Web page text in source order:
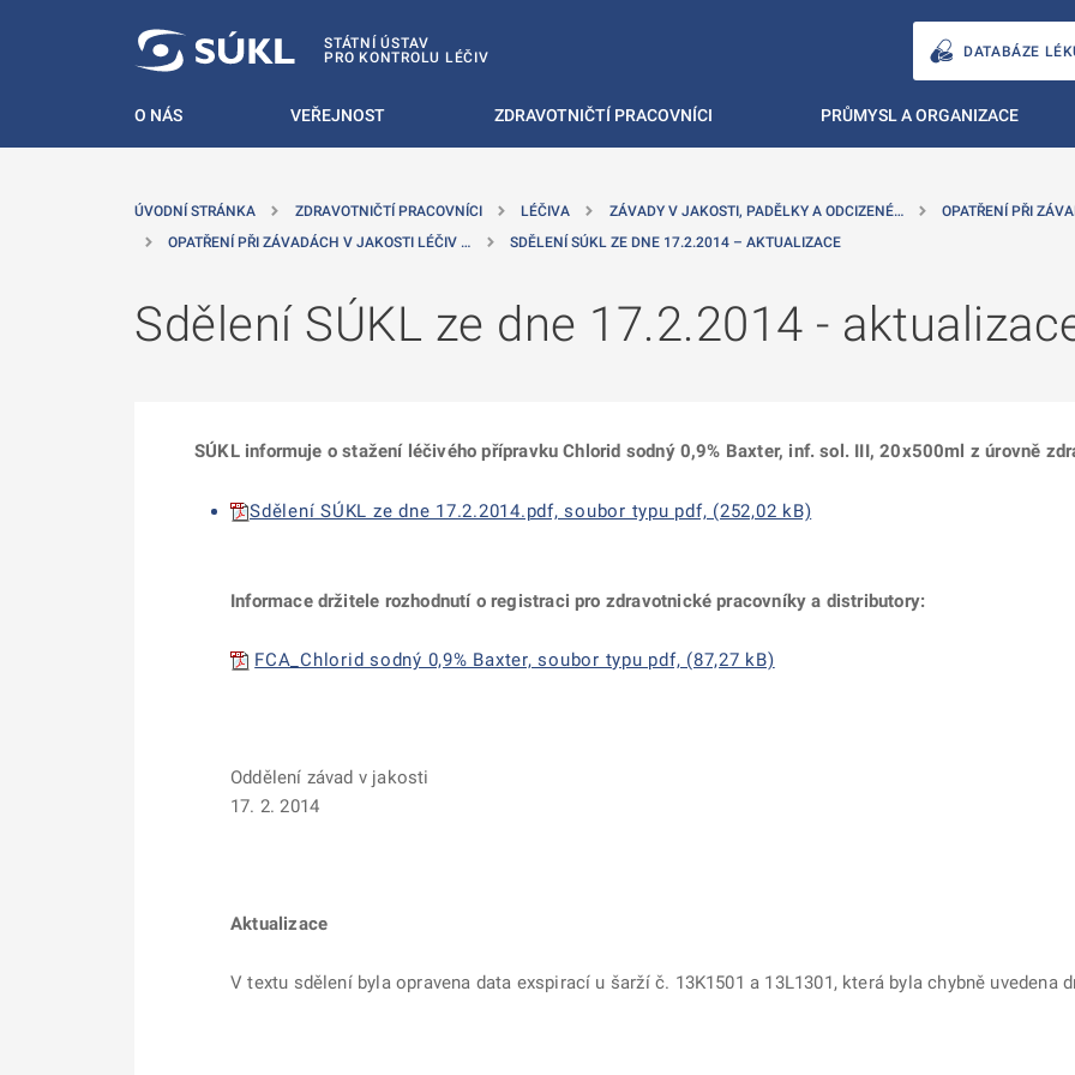
STÁTNÍ ÚSTAV
PRO KONTROLU LÉČIV
DATABÁZE
O NÁS VEŘEJNOST ZDRAVOTNIČTÍ PRACOVNÍCI PRŮMYSL A ORGANIZACE
ÚVODNÍ STRÁNKA ZDRAVOTNIČTÍ PRACOVNÍCI LÉČIVA ZÁVADY V JAKOSTI, PADĚLKY A ODCIZENÉ…
OPATŘENÍ PŘI
OPATŘENÍ PŘI ZÁVADÁCH V JAKOSTI LÉČIV …
SDĚLENÍ SÚKL ZE DNE 17.2.2014 – AKTUALIZACE
Sdělení SÚKL ze dne 17.2.2014 -
SÚKL informuje o stažení léčivého přípravku Chlorid sodný 0,9% Baxter, inf. sol. III, 20x500ml z úrovně
Sdělení SÚKL ze dne 17.2.2014.pdf, soubor typu pdf, (252,02 kB)
Informace držitele rozhodnutí o registraci pro zdravotnické pracovníky a distributory:
FCA_Chlorid sodný 0,9% Baxter, soubor typu pdf, (87,27 kB)
Oddělení závad v jakosti
17. 2. 2014
Aktualizace
V textu sdělení byla opravena data exspirací u šarží č. 13K1501 a 13L1301, která byla chybně